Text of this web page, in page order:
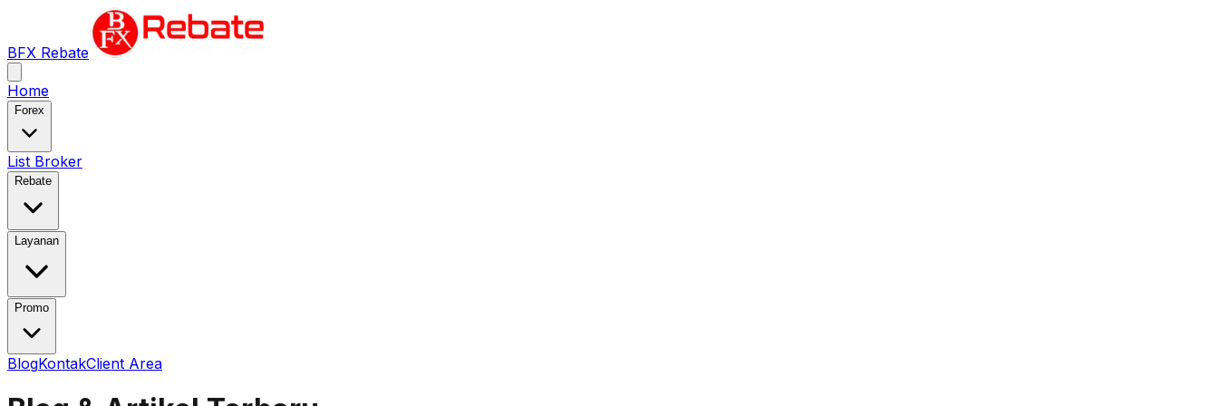
BFX Rebate
Home
Forex
List Broker
Rebate
Layanan
Promo
BlogKontakClient Area